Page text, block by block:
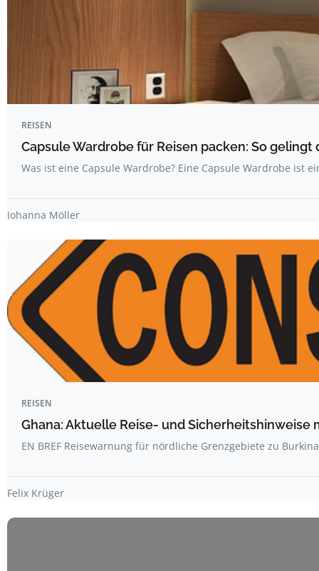
REISEN
Capsule Wardrobe für Reisen packen: So
Was ist eine Capsule Wardrobe? Eine Capsule Wardrobe ist
Johanna Möller
REISEN
Ghana: Aktuelle Reise- und Sicherheitshinweise
EN BREF Reisewarnung für nördliche Grenzgebiete zu
Felix Krüger